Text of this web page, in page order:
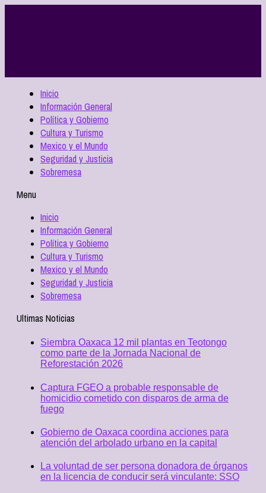
Inicio
Información General
Política y Gobierno
Cultura y Turismo
Mexico y el Mundo
Seguridad y Justicia
Sobremesa
Menu
Inicio
Información General
Política y Gobierno
Cultura y Turismo
Mexico y el Mundo
Seguridad y Justicia
Sobremesa
Ultimas Noticias
Siembra Oaxaca 12 mil plantas en Teotongo
como parte de la Jornada Nacional de
Reforestación 2026
Captura FGEO a probable responsable de
homicidio cometido con disparos de arma de
fuego
Gobierno de Oaxaca coordina acciones para
atención del arbolado urbano en la capital
La voluntad de ser persona donadora de órganos
en la licencia de conducir será vinculante: SSO